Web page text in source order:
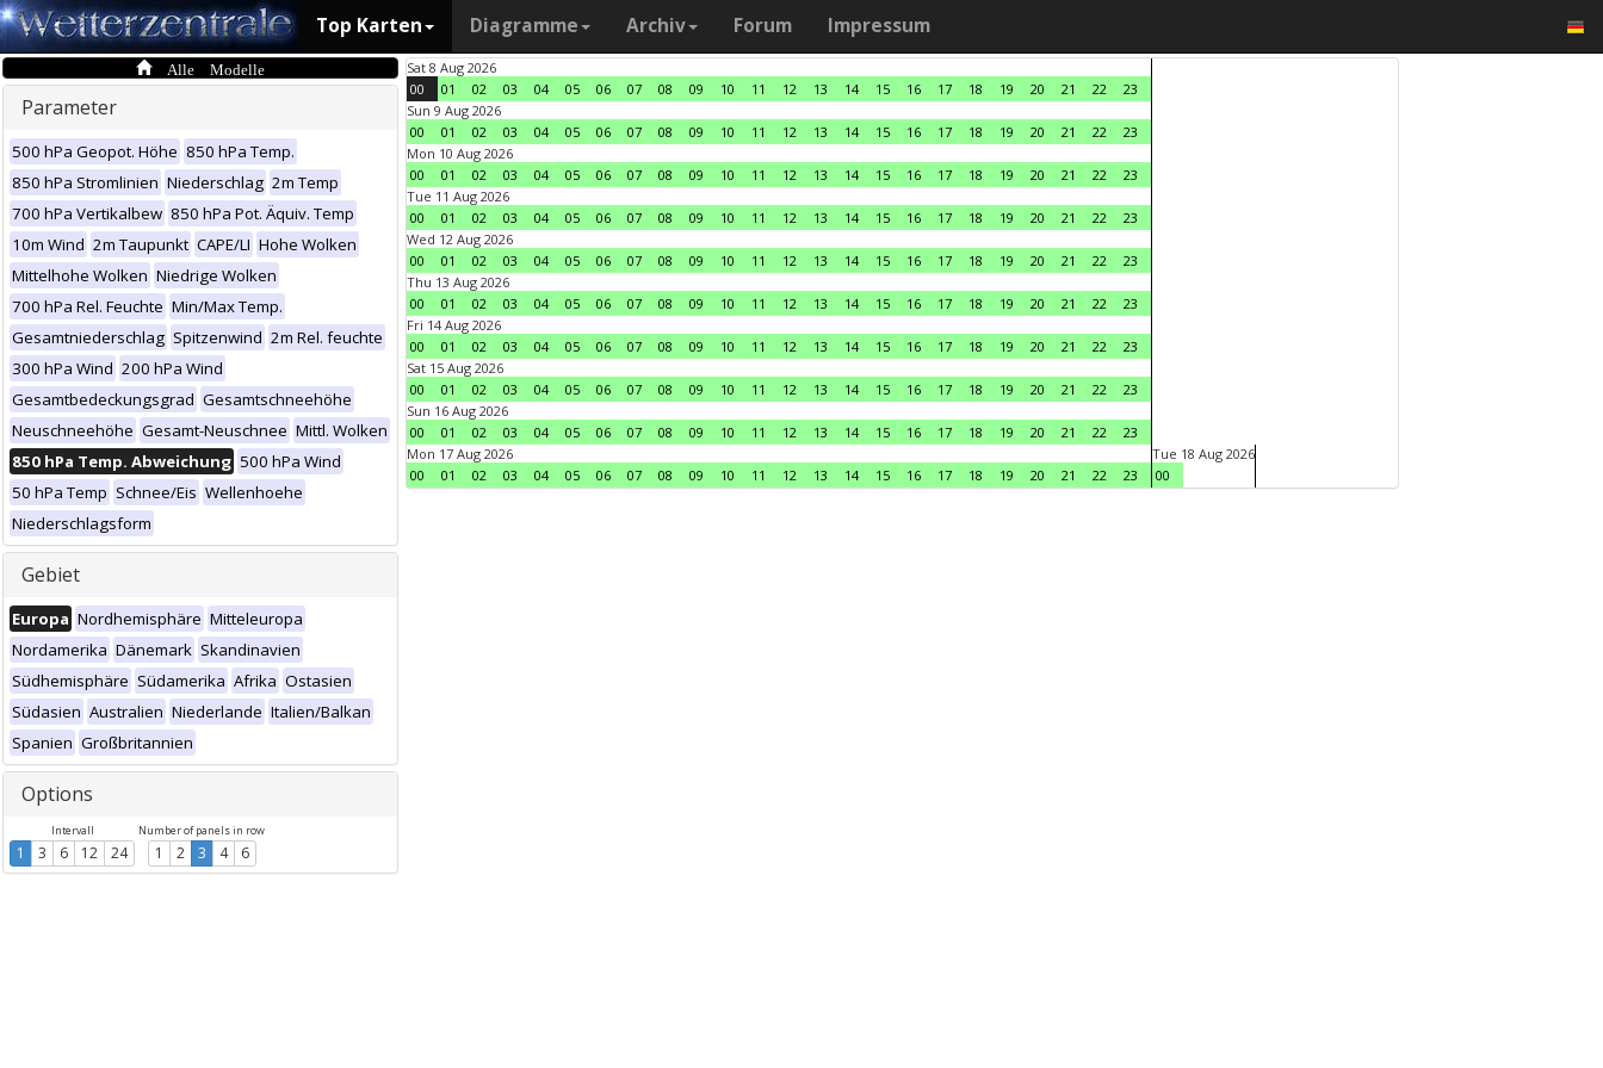
Top Karten Diagramme Archiv Forum Impressum
Alle Modelle
Parameter
500 hPa Geopot. Höhe 850 hPa Temp.
850 hPa Stromlinien Niederschlag 2m Temp
700 hPa Vertikalbew 850 hPa Pot. Äquiv. Temp
10m Wind 2m Taupunkt CAPE/LI Hohe Wolken
Mittelhohe Wolken Niedrige Wolken
700 hPa Rel. Feuchte Min/Max Temp.
Gesamtniederschlag Spitzenwind 2m Rel. feuchte
300 hPa Wind 200 hPa Wind
Gesamtbedeckungsgrad Gesamtschneehöhe
Neuschneehöhe Gesamt-Neuschnee Mittl. Wolken
850 hPa Temp. Abweichung 500 hPa Wind
50 hPa Temp Schnee/Eis Wellenhoehe
Niederschlagsform
Gebiet
Europa Nordhemisphäre Mitteleuropa
Nordamerika Dänemark Skandinavien
Südhemisphäre Südamerika Afrika Ostasien
Südasien Australien Niederlande Italien/Balkan
Spanien Großbritannien
Options
Intervall
1 3 6 12 24
Number of panels in row
1 2 3 4 6
Sat 8 Aug 2026
00
01 02 03 04 05 06 07 08 09 10 11 12 13 14 15 16 17 18 19 20 21 22
23
Sun 9 Aug 2026
00
01 02 03 04 05 06 07 08 09 10 11 12 13 14 15 16 17 18 19 20 21 22
23
Mon 10 Aug 2026
00
01 02 03 04 05 06 07 08 09 10 11 12 13 14 15 16 17 18 19 20 21 22
23
Tue 11 Aug 2026
00
01 02 03 04 05 06 07 08 09 10 11 12 13 14 15 16 17 18 19 20 21 22
23
Wed 12 Aug 2026
00
01 02 03 04 05 06 07 08 09 10 11 12 13 14 15 16 17 18 19 20 21 22
23
Thu 13 Aug 2026
00
01 02 03 04 05 06 07 08 09 10 11 12 13 14 15 16 17 18 19 20 21 22
23
Fri 14 Aug 2026
00
01 02 03 04 05 06 07 08 09 10 11 12 13 14 15 16 17 18 19 20 21 22
23
Sat 15 Aug 2026
00
01 02 03 04 05 06 07 08 09 10 11 12 13 14 15 16 17 18 19 20 21 22
23
Sun 16 Aug 2026
00
01 02 03 04 05 06 07 08 09 10 11 12 13 14 15 16 17 18 19 20 21 22
23
Mon 17 Aug 2026
00
01 02 03 04 05 06 07 08 09 10 11 12 13 14 15 16 17 18 19 20 21 22 23
Tue 18 Aug 2026
00